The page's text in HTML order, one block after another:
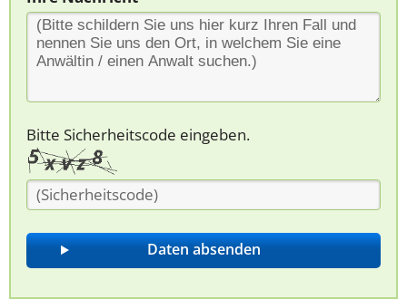
Bitte Sicherheitscode eingeben.